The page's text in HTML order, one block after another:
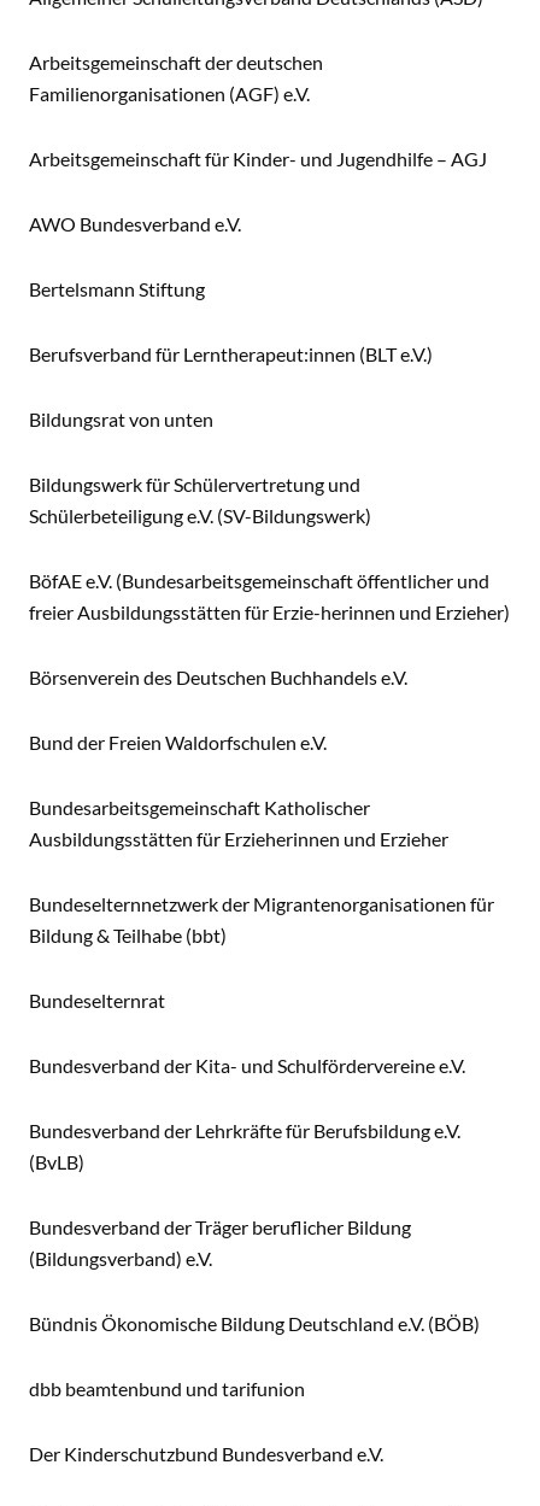
Arbeitsgemeinschaft der deutschen
Familienorganisationen (AGF) e.V.
Arbeitsgemeinschaft für Kinder- und Jugendhilfe – AGJ
AWO Bundesverband e.V.
Bertelsmann Stiftung
Berufsverband für Lerntherapeut:innen (BLT e.V.)
Bildungsrat von unten
Bildungswerk für Schülervertretung und
Schülerbeteiligung e.V. (SV-Bildungswerk)
BöfAE e.V. (Bundesarbeitsgemeinschaft öffentlicher und
freier Ausbildungsstätten für Erzie-herinnen und Erzieher)
Börsenverein des Deutschen Buchhandels e.V.
Bund der Freien Waldorfschulen e.V.
Bundesarbeitsgemeinschaft Katholischer
Ausbildungsstätten für Erzieherinnen und Erzieher
Bundeselternnetzwerk der Migrantenorganisationen für
Bildung & Teilhabe (bbt)
Bundeselternrat
Bundesverband der Kita- und Schulfördervereine e.V.
Bundesverband der Lehrkräfte für Berufsbildung e.V.
(BvLB)
Bundesverband der Träger beruflicher Bildung
(Bildungsverband) e.V.
Bündnis Ökonomische Bildung Deutschland e.V. (BÖB)
dbb beamtenbund und tarifunion
Der Kinderschutzbund Bundesverband e.V.